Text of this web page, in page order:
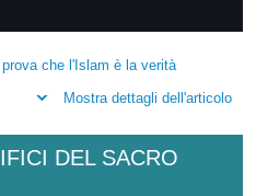
prova che l'Islam è la verità
Mostra dettagli dell'articolo
DEL SACRO